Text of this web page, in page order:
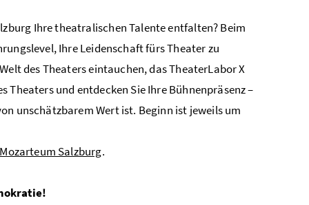
Ihre theatralischen Talente entfalten? Beim
Ihre Leidenschaft fürs Theater zu
des Theaters eintauchen, das TheaterLabor X
und entdecken Sie Ihre Bühnenpräsenz –
unschätzbarem Wert ist. Beginn ist jeweils um
Salzburg.